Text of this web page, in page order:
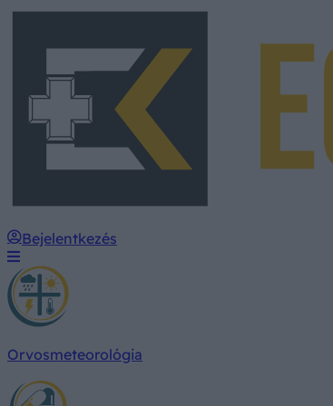
Bejelentkezés
Orvosmeteorológia